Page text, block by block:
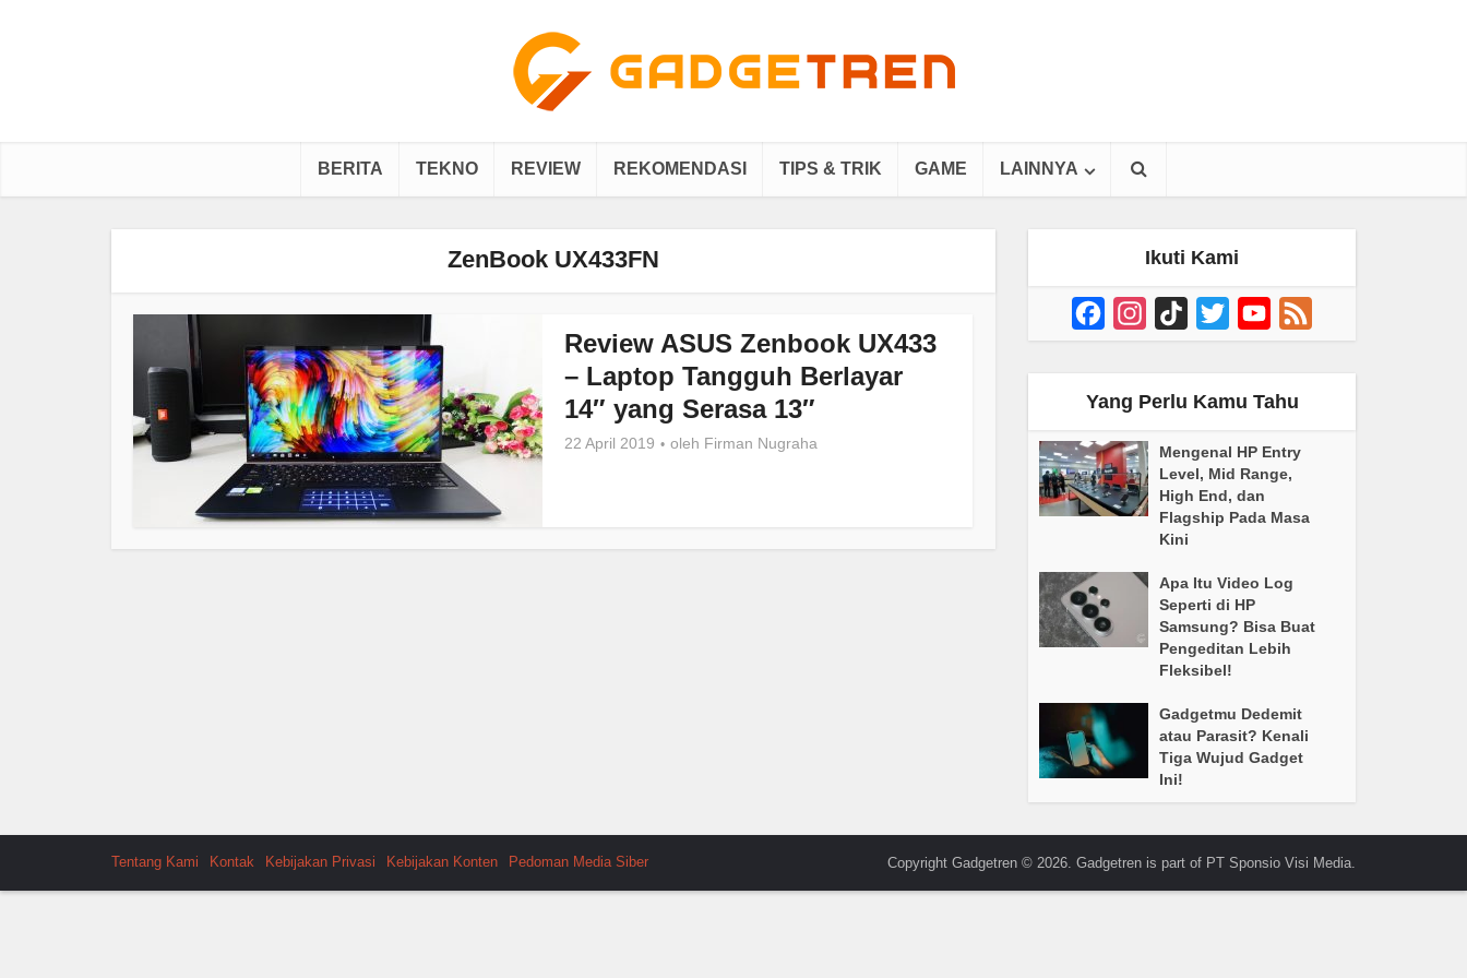
BERITA TEKNO REVIEW REKOMENDASI TIPS & TRIK GAME LAINNYA
ZenBook UX433FN
Review ASUS Zenbook UX433
– Laptop Tangguh Berlayar
14″ yang Serasa 13″
22 April 2019 oleh Firman Nugraha
Ikuti Kami
FacebookInstagram
TikTok Twitter YouTube
Channel
Yang Perlu Kamu Tahu
Mengenal HP Entry
Level, Mid Range,
High End, dan
Flagship Pada Masa
Kini
Apa Itu Video Log
Seperti di HP
Samsung? Bisa Buat
Pengeditan Lebih
Fleksibel!
Gadgetmu Dedemit
atau Parasit? Kenali
Tiga Wujud Gadget
Ini!
Tentang Kami Kontak Kebijakan Privasi Kebijakan Konten Pedoman Media Siber Copyright Gadgetren © 2026. Gadgetren is part of PT Sponsio Visi Media.